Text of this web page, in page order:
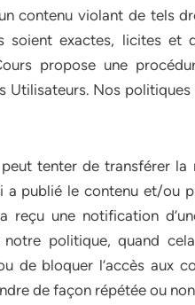
contenu violant de tels
soient exactes, licites et
propose une
Utilisateurs. Nos
tenter de transférer
a publié le contenu et/ou
reçu une notification
notre politique, quand
de bloquer l’accès aux
de façon répétée ou